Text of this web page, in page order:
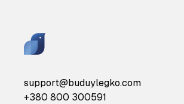
support@buduylegko.com
+380 800 300591